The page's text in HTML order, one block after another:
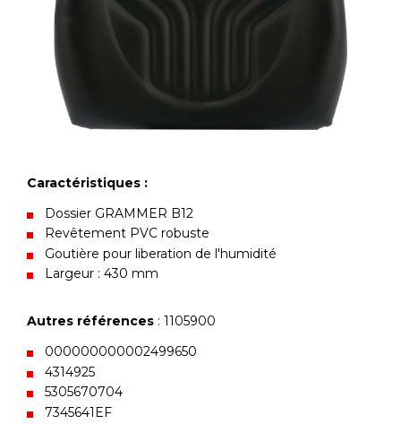
Caractéristiques :
Dossier GRAMMER B12
Revêtement PVC robuste
Goutière pour liberation de l'humidité
Largeur : 430 mm
Autres références : 1105900
000000000002499650
4314925
5305670704
7345641EF